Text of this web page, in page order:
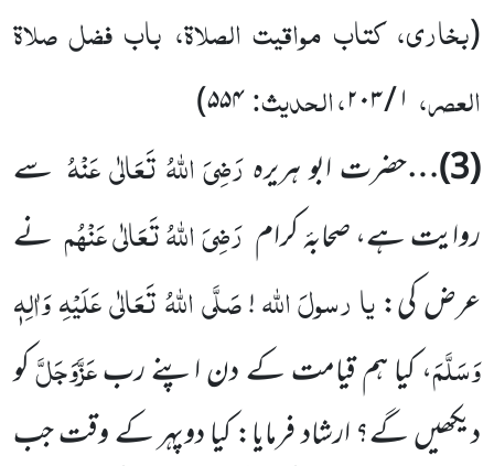
(بخاری، کتاب مواقیت الصلاۃ، باب فضل صلاۃ
العصر، ۱ / ۲۰۳ ، الحدیث:۵۵۴)
(3)
…حضرت ابو ہریرہرَضِیَ اللہُ تَعَالٰی عَنْہُ سے
روایت ہے، صحابۂ کرام رَضِیَ اللہُ تَعَالٰی عَنْہُم نے
عرض کی:یارسولَاللہ!صَلَّی اللہُ تَعَالٰی عَلَیْہِ وَاٰلِہٖ
وَسَلَّمَ، کیا ہم قیامت کے دن اپنے ربعَزَّوَجَلَّکو
دیکھیں گے؟ ارشاد فرمایا: کیا دوپہر کے وقت جب